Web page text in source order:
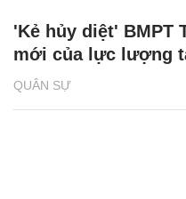
QUÂN SỰ
'Kẻ hủy diệt' BMPT
mới của lực lượng